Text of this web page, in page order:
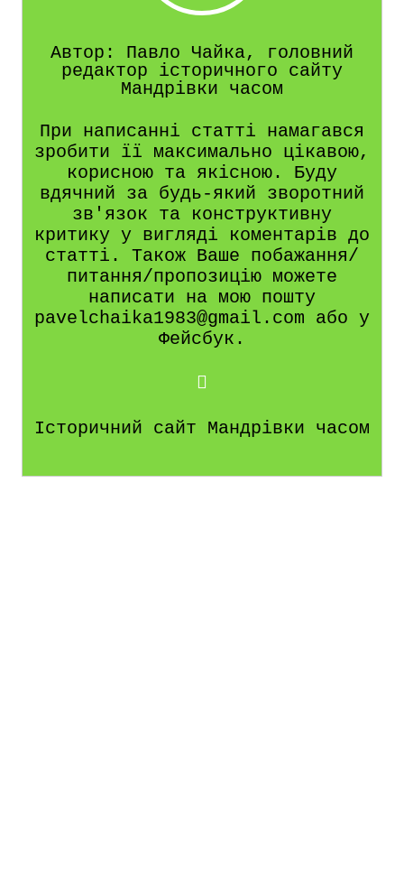
Автор: Павло Чайка, головний
редактор історичного сайту
Мандрівки часом
При написанні статті намагався
зробити її максимально цікавою,
корисною та якісною. Буду
вдячний за будь-який зворотний
зв'язок та конструктивну
критику у вигляді коментарів до
статті. Також Ваше побажання/
питання/пропозицію можете
написати на мою пошту
pavelchaika1983@gmail.com або у
Фейсбук.
Історичний сайт Мандрівки часом